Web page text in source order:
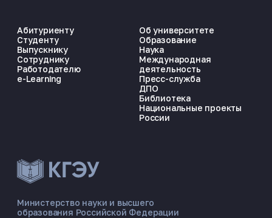
ЭНЕРГОКОД — ПОМОЩНИК КГЭУ
Министерство науки и высшего
образования Российской Федерации
Абитуриенту
Студенту
Выпускнику
Сотруднику
Работодателю
e-Learning
Об университете
Образование
Наука
Международная
деятельность
Пресс-служба
ДПО
Библиотека
Национальные проекты
России